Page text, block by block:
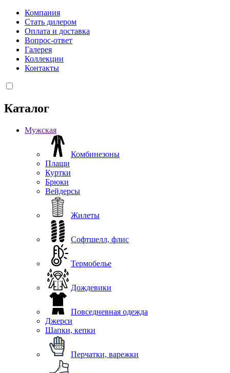
Компания
Стать дилером
Оплата и доставка
Вопрос-ответ
Галерея
Коллекции
Контакты
Каталог
Мужская
Комбинезоны
Плащи
Куртки
Брюки
Вейдерсы
Жилеты
Софтшелл, флис
Термобелье
Дождевики
Повседневная одежда
Джерси
Шапки, кепки
Перчатки, варежки